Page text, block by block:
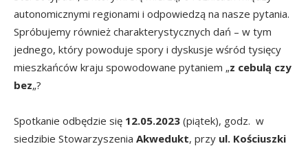
autonomicznymi regionami i odpowiedzą na nasze pytania.
Spróbujemy również charakterystycznych dań – w tym
jednego, który powoduje spory i dyskusje wśród tysięcy
mieszkańców kraju spowodowane pytaniem „z cebulą czy
bez„?
Spotkanie odbędzie się 12.05.2023 (piątek), godz. w
siedzibie Stowarzyszenia Akwedukt, przy ul. Kościuszki